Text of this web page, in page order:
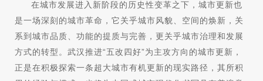
在城市发展进入新阶段的历史性变革之下，城市更新也
是一场深刻的城市革命，它关乎城市风貌、空间的焕新，关
系到城市品质、功能的提质与完善，更关乎城市治理和发展
方式的转型。武汉推进“五改四好”为主攻方向的城市更新，
正是在积极探索一条超大城市有机更新的现实路径，其所积